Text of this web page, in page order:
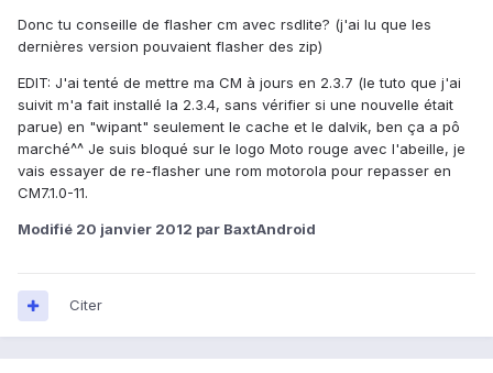
Donc tu conseille de flasher cm avec rsdlite? (j'ai lu que les
dernières version pouvaient flasher des zip)
EDIT: J'ai tenté de mettre ma CM à jours en 2.3.7 (le tuto que j'ai
suivit m'a fait installé la 2.3.4, sans vérifier si une nouvelle était
parue) en "wipant" seulement le cache et le dalvik, ben ça a pô
marché^^ Je suis bloqué sur le logo Moto rouge avec l'abeille, je
vais essayer de re-flasher une rom motorola pour repasser en
CM7.1.0-11.
Modifié 20 janvier 2012 par BaxtAndroid
Citer